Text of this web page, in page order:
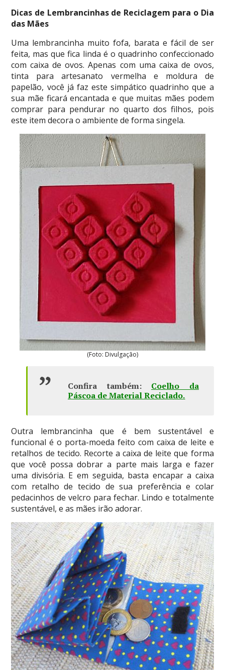
Dicas de Lembrancinhas de Reciclagem para o Dia
das Mães
Uma lembrancinha muito fofa, barata e fácil de ser
feita, mas que fica linda é o quadrinho confeccionado
com caixa de ovos. Apenas com uma caixa de ovos,
tinta para artesanato vermelha e moldura de
papelão, você já faz este simpático quadrinho que a
sua mãe ficará encantada e que muitas mães podem
comprar para pendurar no quarto dos filhos, pois
este item decora o ambiente de forma singela.
(Foto: Divulgação)
Confira também: Coelho da
Páscoa de Material Reciclado.
Outra lembrancinha que é bem sustentável e
funcional é o porta-moeda feito com caixa de leite e
retalhos de tecido. Recorte a caixa de leite que forma
que você possa dobrar a parte mais larga e fazer
uma divisória. E em seguida, basta encapar a caixa
com retalho de tecido de sua preferência e colar
pedacinhos de velcro para fechar. Lindo e totalmente
sustentável, e as mães irão adorar.